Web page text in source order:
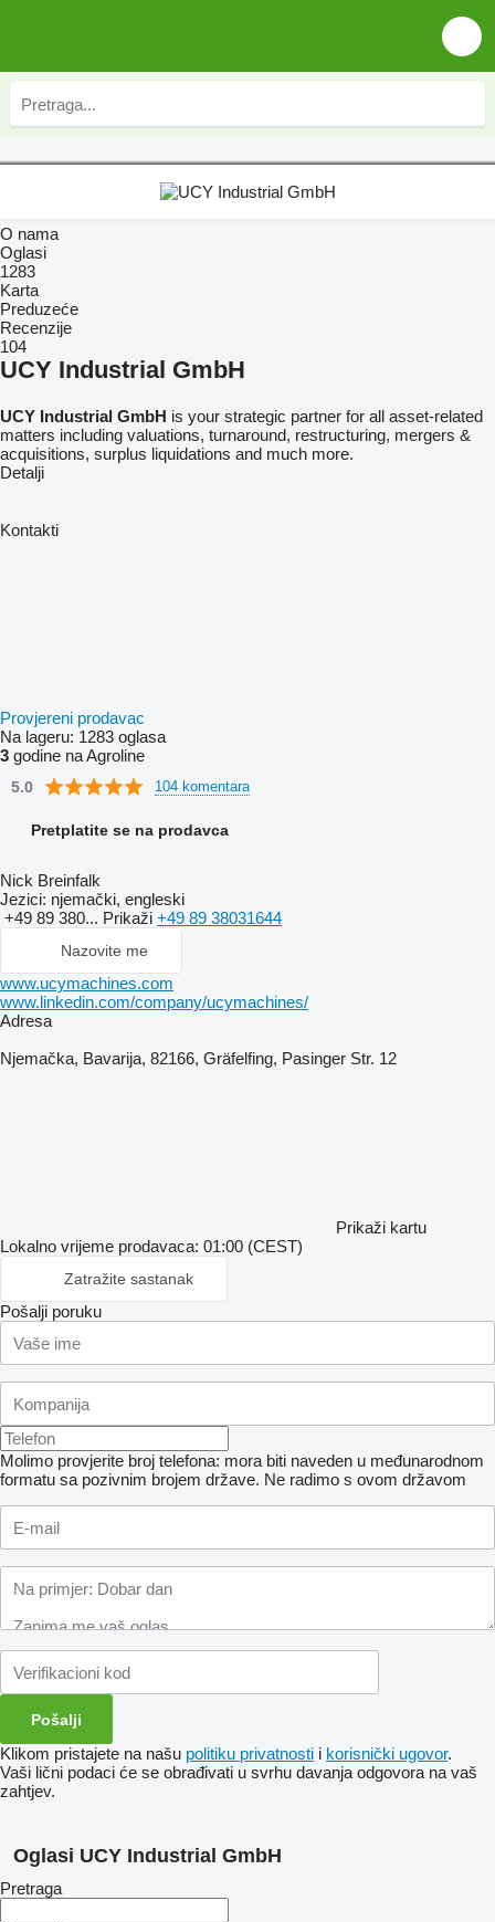
O nama
Oglasi
1283
Karta
Preduzeće
Recenzije
104
UCY Industrial GmbH
UCY Industrial GmbH is your strategic partner for all asset-related
matters including valuations, turnaround, restructuring, mergers &
acquisitions, surplus liquidations and much more.
Detalji
Kontakti
Provjereni prodavac
Na lageru: 1283 oglasa
3 godine na Agroline
5.0 104 komentara
Pretplatite se na prodavca
Nick Breinfalk
Jezici: njemački, engleski
+49 89 380... Prikaži +49 89 38031644
Nazovite me
www.ucymachines.com
www.linkedin.com/company/ucymachines/
Adresa
Njemačka, Bavarija, 82166, Gräfelfing, Pasinger Str. 12
Prikaži kartu
Lokalno vrijeme prodavaca: 01:00 (CEST)
Zatražite sastanak
Pošalji poruku
Molimo provjerite broj telefona: mora biti naveden u međunarodnom
formatu sa pozivnim brojem države. Ne radimo s ovom državom
Klikom pristajete na našu politiku privatnosti i korisnički ugovor.
Vaši lični podaci će se obrađivati ​​u svrhu davanja odgovora na vaš
zahtjev.
Oglasi UCY Industrial GmbH
Pretraga